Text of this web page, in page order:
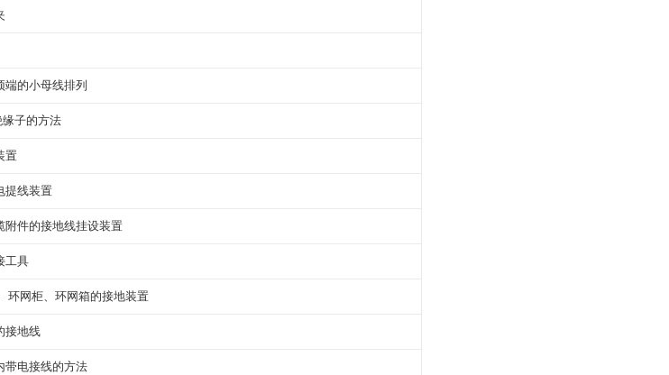
的小母线排列
缘子的方法
置
提线装置
附件的接地线挂设装置
工具
环网柜、环网箱的接地装置
接地线
带电接线的方法